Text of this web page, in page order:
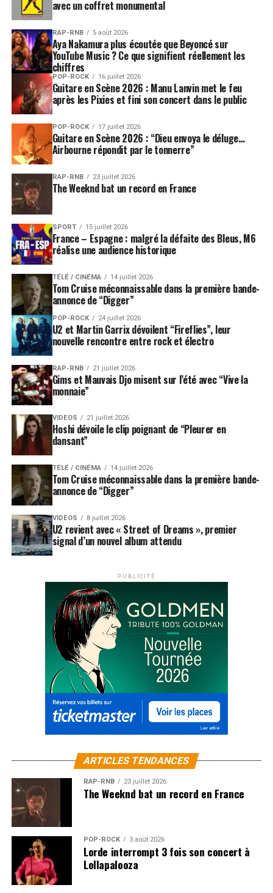
avec un coffret monumental
RAP-RNB 5 août 2026
Aya Nakamura plus écoutée que Beyoncé sur
YouTube Music ? Ce que signifient réellement les
chiffres
POP-ROCK 16 juillet 2026
Guitare en Scène 2026 : Manu Lanvin met le feu
après les Pixies et fini son concert dans le public
POP-ROCK 17 juillet 2026
Guitare en Scène 2026 : “Dieu envoya le déluge…
Airbourne répondit par le tonnerre”
RAP-RNB 23 juillet 2026
The Weeknd bat un record en France
SPORT 15 juillet 2026
France – Espagne : malgré la défaite des Bleus, M6
réalise une audience historique
TÉLÉ / CINÉMA 14 juillet 2026
Tom Cruise méconnaissable dans la première bande-
annonce de “Digger”
POP-ROCK 24 juillet 2026
U2 et Martin Garrix dévoilent “Fireflies”, leur
nouvelle rencontre entre rock et électro
RAP-RNB 21 juillet 2026
Gims et Mauvais Djo misent sur l’été avec “Vive la
monnaie”
VIDEOS 21 juillet 2026
Hoshi dévoile le clip poignant de “Pleurer en
dansant”
TÉLÉ / CINÉMA 14 juillet 2026
Tom Cruise méconnaissable dans la première bande-
annonce de “Digger”
VIDEOS 8 juillet 2026
U2 revient avec « Street of Dreams », premier
signal d’un nouvel album attendu
PUBLICITÉ
ARTICLES TENDANCES
RAP-RNB 23 juillet 2026
The Weeknd bat un record en France
POP-ROCK 3 août 2026
Lorde interrompt 3 fois son concert à
Lollapalooza